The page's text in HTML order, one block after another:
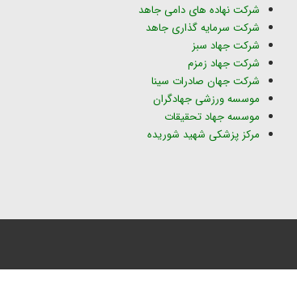
شرکت نهاده های دامی جاهد
شرکت سرمایه گذاری جاهد
شرکت جهاد سبز
شرکت جهاد زمزم
شرکت جهان صادرات سینا
موسسه ورزشی جهادگران
موسسه جهاد تحقیقات
مرکز پزشکی شهید شوریده